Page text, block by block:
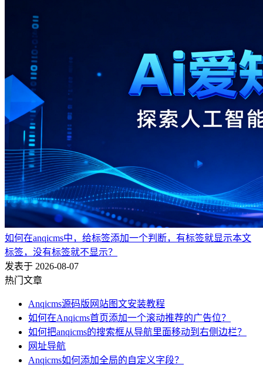
如何在anqicms中，给标签添加一个判断，有标签就显示本文
标签，没有标签就不显示？
发表于 2026-08-07
热门文章
Anqicms源码版网站图文安装教程
如何在Anqicms首页添加一个滚动推荐的广告位？
如何把anqicms的搜索框从导航里面移动到右侧边栏？
网址导航
Anqicms如何添加全局的自定义字段？